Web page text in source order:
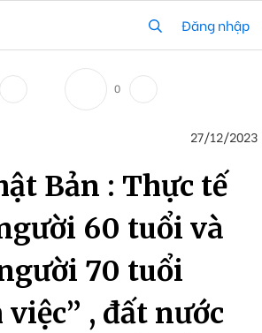
Đăng nhập
0
27/12/2023
Bản : Thực tế
60 tuổi và
70 tuổi
, đất nước